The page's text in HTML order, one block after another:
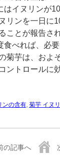
はイヌリンが
リンを一日に
ことが報告さ
食べれば、必
菊芋は、およ
ントロールに
ンの含有, 菊芋 イヌ
の記事へ